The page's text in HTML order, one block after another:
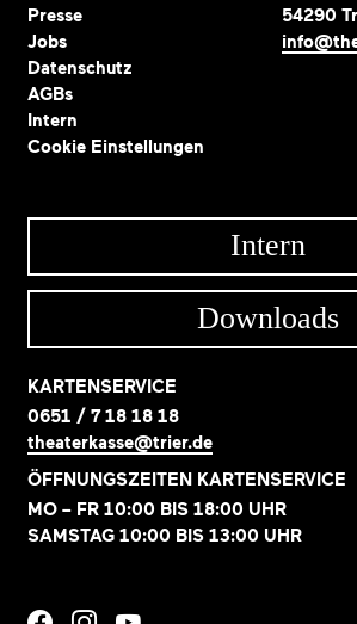
Presse
Jobs
Datenschutz
AGBs
Intern
Cookie Einstellungen
54290
Intern
Downloads
KARTENSERVICE
0651 / 7 18 18 18
theaterkasse@trier.de
ÖFFNUNGSZEITEN KARTENSERVICE
MO – FR 10:00 BIS 18:00 UHR
SAMSTAG 10:00 BIS 13:00 UHR